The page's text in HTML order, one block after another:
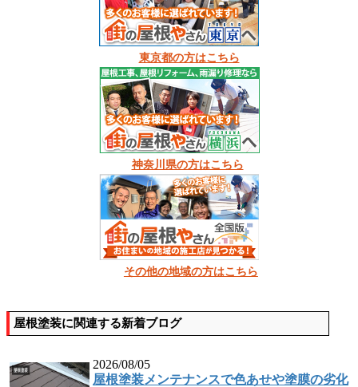
東京都の方はこちら
神奈川県の方はこちら
その他の地域の方はこちら
屋根塗装に関連する新着ブログ
2026/08/05
屋根塗装メンテナンスで色あせや塗膜の劣化